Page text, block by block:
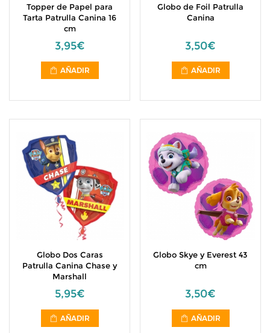
Topper de Papel para
Tarta Patrulla Canina 16
cm
3,95€
AÑADIR
Globo de Foil Patrulla
Canina
3,50€
AÑADIR
Globo Dos Caras
Patrulla Canina Chase y
Marshall
5,95€
AÑADIR
Globo Skye y Everest 43
cm
3,50€
AÑADIR